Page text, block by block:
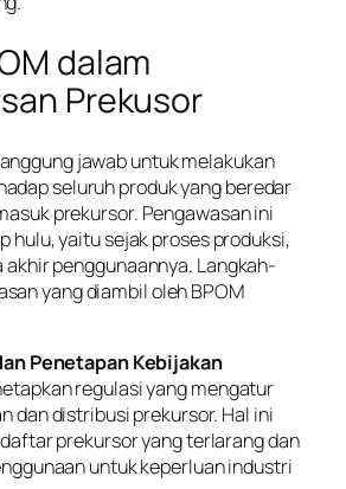
dalam
Prekusor
jawab untuk melakukan
seluruh produk yang beredar
prekursor. Pengawasan ini
hulu, yaitu sejak proses produksi,
penggunaannya. Langkah-
yang diambil oleh BPOM
Penetapan Kebijakan
regulasi yang mengatur
dan distribusi prekursor. Hal ini
prekursor yang terlarang dan
untuk keperluan industri